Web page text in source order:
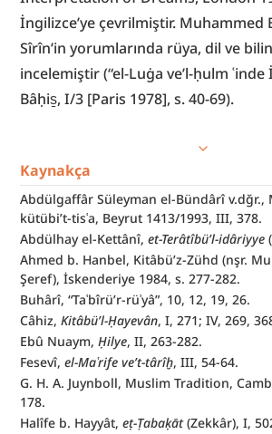
İngilizce’ye çevrilmiştir. Muhammed
Sîrîn’in yorumlarında rüya, dil ve
incelemiştir (“el-Luġa ve’l-ḥulm ʿinde
Bâḥis̱, I/3 [Paris 1978], s. 40-69).
Kaynakça
Abdülgaffâr Süleyman el-Bündârî v.dğr.,
kütübi’t-tisʿa, Beyrut 1413/1993, III, 378.
Abdülhay el-Kettânî, et-Terâtîbü’l-idâriyye
Ahmed b. Hanbel, Kitâbü’z-Zühd (nşr.
Şeref), İskenderiye 1984, s. 277-282.
Buhârî, “Taʿbîrü’r-rüʾyâ”, 10, 12, 19, 26.
Câhiz, Kitâbü’l-Ḥayevân, I, 271; IV, 269,
Ebû Nuaym, Ḥilye, II, 263-282.
Fesevî, el-Maʿrife ve’t-târîḫ, III, 54-64.
G. H. A. Juynboll, Muslim Tradition,
178.
Halîfe b. Hayyât, eṭ-Ṭabaḳāt (Zekkâr), I,